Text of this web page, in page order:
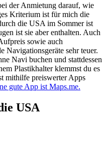
der Anmietung darauf, wie
Kriterium ist für mich die
die USA im Sommer ist
ist sie aber enthalten. Auch
sowie auch
Navigationsgeräte sehr teuer.
Navi buchen und stattdessen
Plastikhalter klemmst du es
mithilfe preiswerter Apps
gute App ist Maps.me.
USA